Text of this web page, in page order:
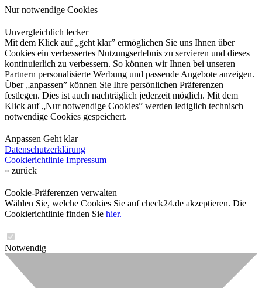
Nur notwendige Cookies
Unvergleichlich lecker
Mit dem Klick auf „geht klar” ermöglichen Sie uns Ihnen über
Cookies ein verbessertes Nutzungserlebnis zu servieren und dieses
kontinuierlich zu verbessern. So können wir Ihnen bei unseren
Partnern personalisierte Werbung und passende Angebote anzeigen.
Über „anpassen” können Sie Ihre persönlichen Präferenzen
festlegen. Dies ist auch nachträglich jederzeit möglich. Mit dem
Klick auf „Nur notwendige Cookies” werden lediglich technisch
notwendige Cookies gespeichert.
Anpassen Geht klar
Datenschutzerklärung
Cookierichtlinie Impressum
« zurück
Cookie-Präferenzen verwalten
Wählen Sie, welche Cookies Sie auf check24.de akzeptieren. Die
Cookierichtlinie finden Sie hier.
Notwendig